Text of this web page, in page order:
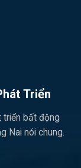
Triển
triển bất động
Nai nói chung.